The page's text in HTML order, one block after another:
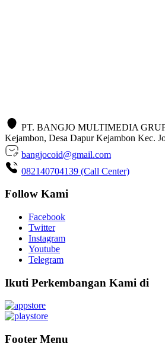
PT. BANGJO MULTIMEDIA
Kejambon, Desa Dapur Kejambon Kec.
bangjocoid@gmail.com
082140704139 (Call Center)
Follow Kami
Facebook
Twitter
Instagram
Youtube
Telegram
Ikuti Perkembangan Kami di
Footer Menu